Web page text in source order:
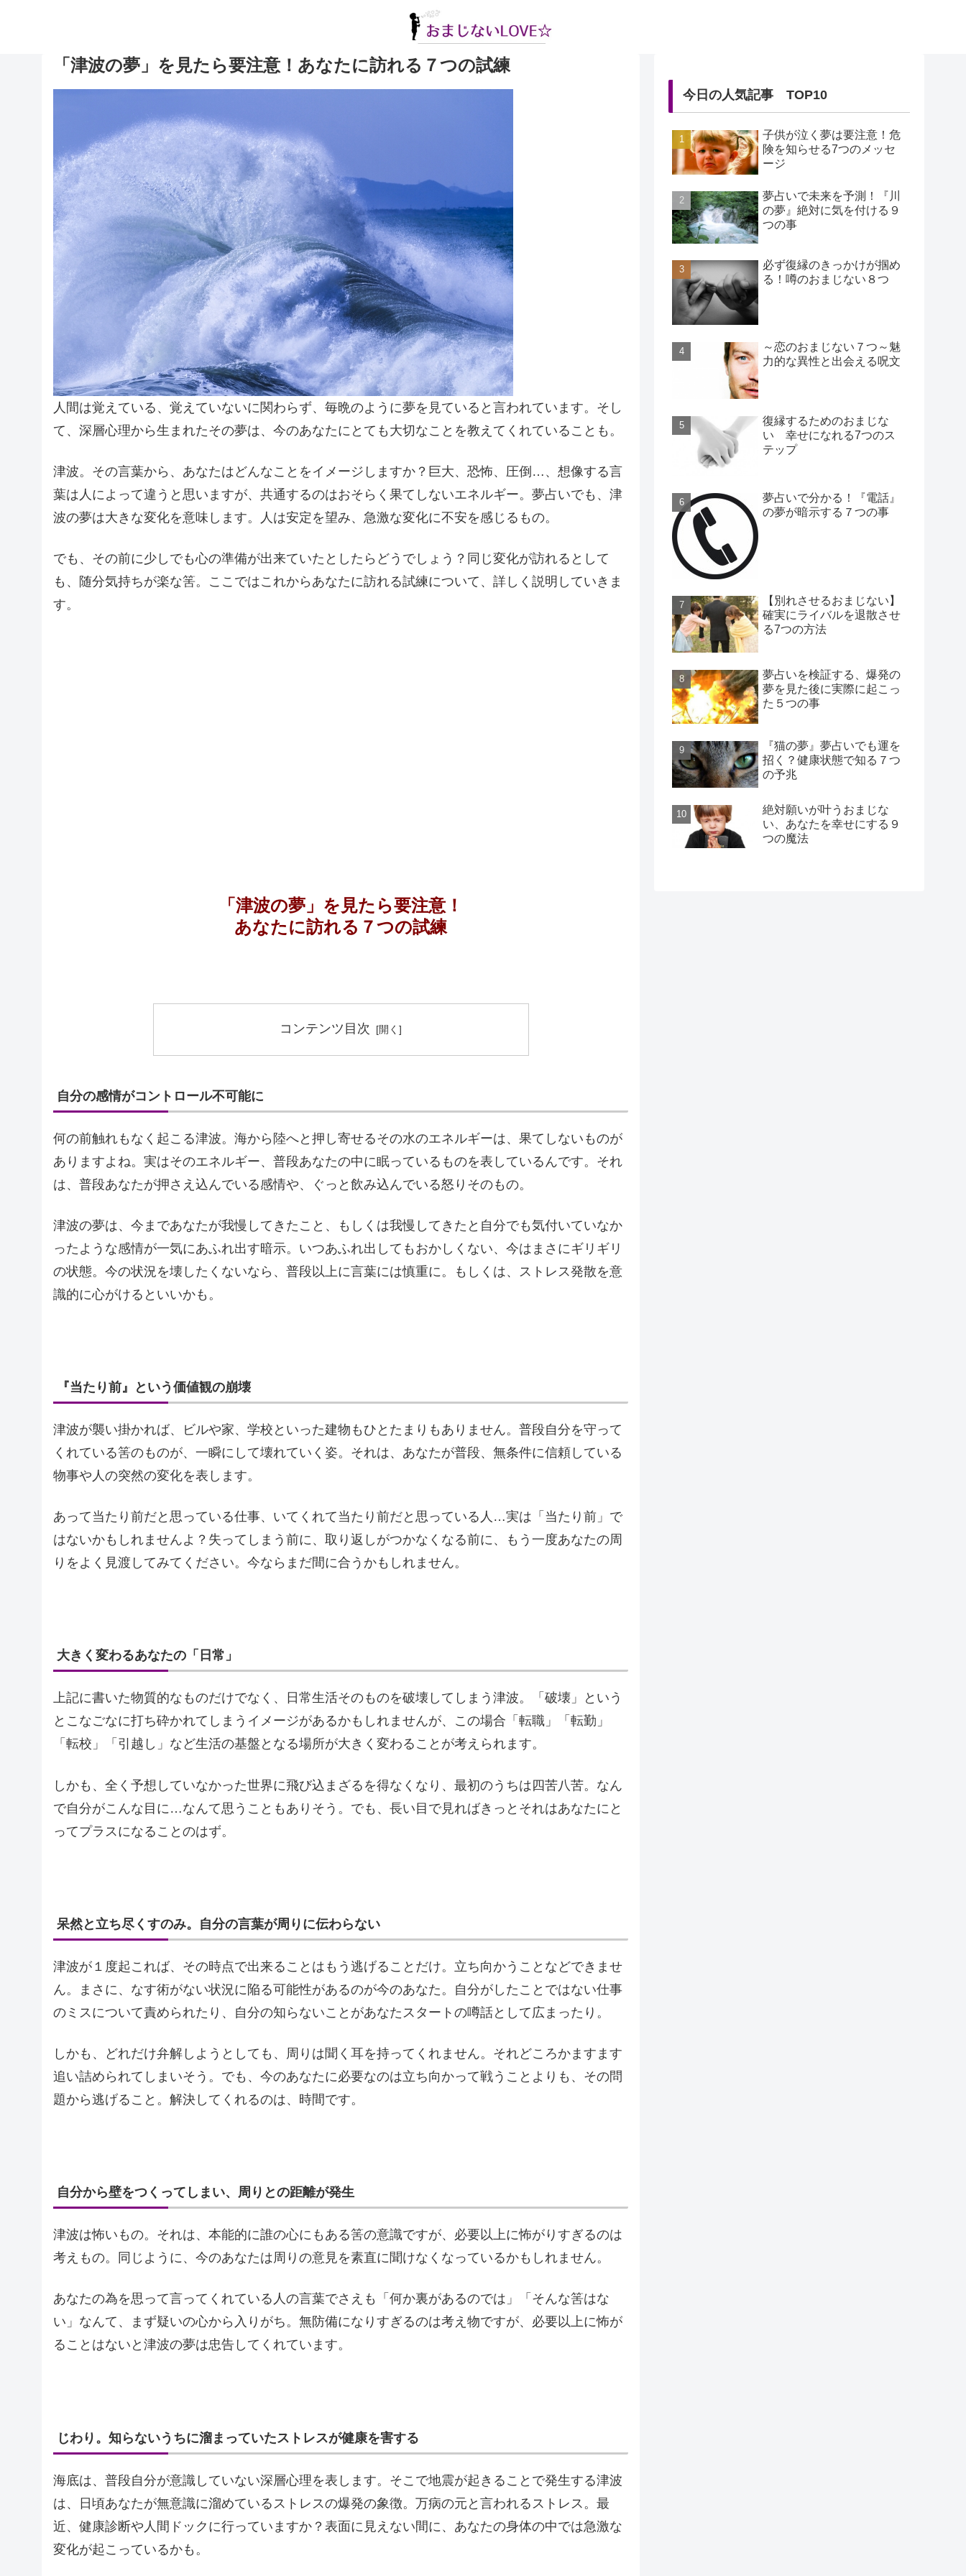
「津波の夢」を見たら要注意！あなたに訪れる７つの試練
人間は覚えている、覚えていないに関わらず、毎晩のように夢を見ていると言われています。そし
て、深層心理から生まれたその夢は、今のあなたにとても大切なことを教えてくれていることも。
津波。その言葉から、あなたはどんなことをイメージしますか？巨大、恐怖、圧倒…、想像する言
葉は人によって違うと思いますが、共通するのはおそらく果てしないエネルギー。夢占いでも、津
波の夢は大きな変化を意味します。人は安定を望み、急激な変化に不安を感じるもの。
でも、その前に少しでも心の準備が出来ていたとしたらどうでしょう？同じ変化が訪れるとして
も、随分気持ちが楽な筈。ここではこれからあなたに訪れる試練について、詳しく説明していきま
す。
「津波の夢」を見たら要注意！
あなたに訪れる７つの試練
コンテンツ目次
自分の感情がコントロール不可能に
何の前触れもなく起こる津波。海から陸へと押し寄せるその水のエネルギーは、果てしないものが
ありますよね。実はそのエネルギー、普段あなたの中に眠っているものを表しているんです。それ
は、普段あなたが押さえ込んでいる感情や、ぐっと飲み込んでいる怒りそのもの。
津波の夢は、今まであなたが我慢してきたこと、もしくは我慢してきたと自分でも気付いていなか
ったような感情が一気にあふれ出す暗示。いつあふれ出してもおかしくない、今はまさにギリギリ
の状態。今の状況を壊したくないなら、普段以上に言葉には慎重に。もしくは、ストレス発散を意
識的に心がけるといいかも。
『当たり前』という価値観の崩壊
津波が襲い掛かれば、ビルや家、学校といった建物もひとたまりもありません。普段自分を守って
くれている筈のものが、一瞬にして壊れていく姿。それは、あなたが普段、無条件に信頼している
物事や人の突然の変化を表します。
あって当たり前だと思っている仕事、いてくれて当たり前だと思っている人…実は「当たり前」で
はないかもしれませんよ？失ってしまう前に、取り返しがつかなくなる前に、もう一度あなたの周
りをよく見渡してみてください。今ならまだ間に合うかもしれません。
大きく変わるあなたの「日常」
上記に書いた物質的なものだけでなく、日常生活そのものを破壊してしまう津波。「破壊」という
とこなごなに打ち砕かれてしまうイメージがあるかもしれませんが、この場合「転職」「転勤」
「転校」「引越し」など生活の基盤となる場所が大きく変わることが考えられます。
しかも、全く予想していなかった世界に飛び込まざるを得なくなり、最初のうちは四苦八苦。なん
で自分がこんな目に…なんて思うこともありそう。でも、長い目で見ればきっとそれはあなたにと
ってプラスになることのはず。
呆然と立ち尽くすのみ。自分の言葉が周りに伝わらない
津波が１度起これば、その時点で出来ることはもう逃げることだけ。立ち向かうことなどできませ
ん。まさに、なす術がない状況に陥る可能性があるのが今のあなた。自分がしたことではない仕事
のミスについて責められたり、自分の知らないことがあなたスタートの噂話として広まったり。
しかも、どれだけ弁解しようとしても、周りは聞く耳を持ってくれません。それどころかますます
追い詰められてしまいそう。でも、今のあなたに必要なのは立ち向かって戦うことよりも、その問
題から逃げること。解決してくれるのは、時間です。
自分から壁をつくってしまい、周りとの距離が発生
津波は怖いもの。それは、本能的に誰の心にもある筈の意識ですが、必要以上に怖がりすぎるのは
考えもの。同じように、今のあなたは周りの意見を素直に聞けなくなっているかもしれません。
あなたの為を思って言ってくれている人の言葉でさえも「何か裏があるのでは」「そんな筈はな
い」なんて、まず疑いの心から入りがち。無防備になりすぎるのは考え物ですが、必要以上に怖が
ることはないと津波の夢は忠告してくれています。
じわり。知らないうちに溜まっていたストレスが健康を害する
海底は、普段自分が意識していない深層心理を表します。そこで地震が起きることで発生する津波
は、日頃あなたが無意識に溜めているストレスの爆発の象徴。万病の元と言われるストレス。最
近、健康診断や人間ドックに行っていますか？表面に見えない間に、あなたの身体の中では急激な
変化が起こっているかも。
今日の人気記事 TOP10
子供が泣く夢は要注意！危
険を知らせる7つのメッセ
ージ
夢占いで未来を予測！『川
の夢』絶対に気を付ける９
つの事
必ず復縁のきっかけが掴め
る！噂のおまじない８つ
～恋のおまじない７つ～魅
力的な異性と出会える呪文
復縁するためのおまじな
い 幸せになれる7つのス
テップ
夢占いで分かる！『電話』
の夢が暗示する７つの事
【別れさせるおまじない】
確実にライバルを退散させ
る7つの方法
夢占いを検証する、爆発の
夢を見た後に実際に起こっ
た５つの事
『猫の夢』夢占いでも運を
招く？健康状態で知る７つ
の予兆
絶対願いが叶うおまじな
い、あなたを幸せにする９
つの魔法